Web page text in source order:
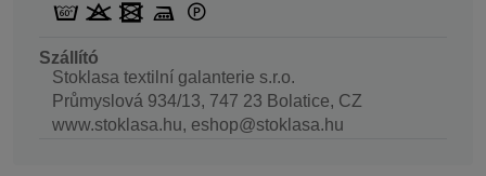
Szállító
Stoklasa textilní galanterie s.r.o.
Průmyslová 934/13, 747 23 Bolatice, CZ
www.stoklasa.hu, eshop@stoklasa.hu